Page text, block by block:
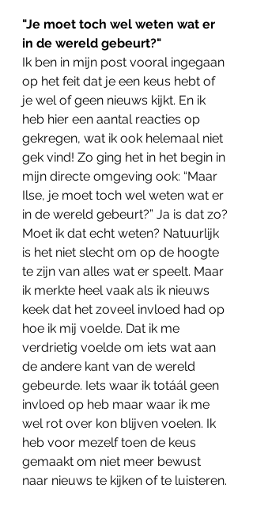
"Je moet toch wel weten wat er
in de wereld gebeurt?"
Ik ben in mijn post vooral ingegaan
op het feit dat je een keus hebt of
je wel of geen nieuws kijkt. En ik
heb hier een aantal reacties op
gekregen, wat ik ook helemaal niet
gek vind! Zo ging het in het begin in
mijn directe omgeving ook: “Maar
Ilse, je moet toch wel weten wat er
in de wereld gebeurt?” Ja is dat zo?
Moet ik dat echt weten? Natuurlijk
is het niet slecht om op de hoogte
te zijn van alles wat er speelt. Maar
ik merkte heel vaak als ik nieuws
keek dat het zoveel invloed had op
hoe ik mij voelde. Dat ik me
verdrietig voelde om iets wat aan
de andere kant van de wereld
gebeurde. Iets waar ik totáál geen
invloed op heb maar waar ik me
wel rot over kon blijven voelen. Ik
heb voor mezelf toen de keus
gemaakt om niet meer bewust
naar nieuws te kijken of te luisteren.